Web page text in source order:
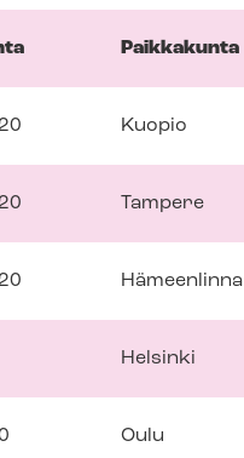
Paikkakunta
Kuopio
Tampere
Hämeenlinna
Helsinki
Oulu